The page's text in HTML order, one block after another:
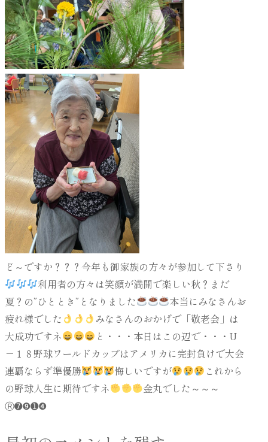
ど～ですか？？？今年も御家族の方々が参加して下さり
利用者の方々は笑顔が満開で楽しい秋？まだ
夏？の”ひととき”となりました
本当にみなさんお
疲れ様でした
みなさんのおかげで「敬老会」は
大成功ですネ
と・・・本日はこの辺で・・・U
－１８野球ワールドカップはアメリカに完封負けで大会
連覇ならず準優勝
悔しいですが
これから
の野球人生に期待ですネ
金丸でした～～～
Ⓡ➐❾➊❹